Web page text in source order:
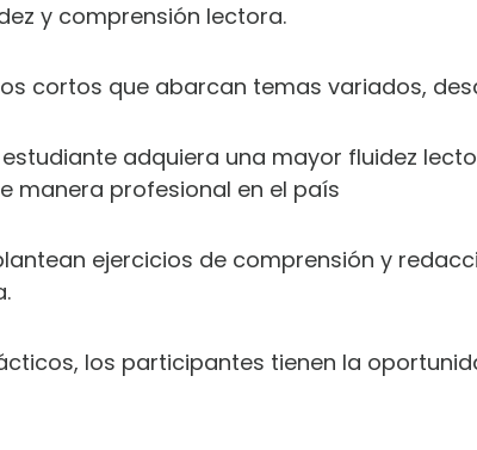
y comprensión lectora.
cortos que abarcan temas variados,
adquiera una mayor fluidez
manera profesional en el país
ejercicios de comprensión y
los participantes tienen la